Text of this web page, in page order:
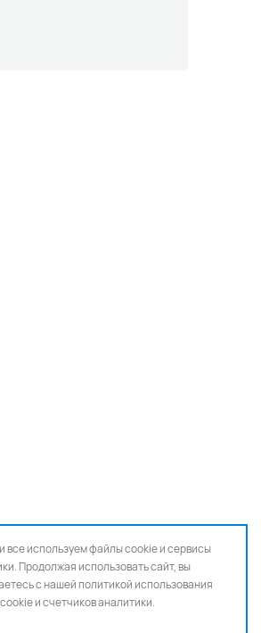
все используем файлы cookie и сервисы
Продолжая использовать сайт, вы
с нашейполитикой использования
и счетчиков аналитики.